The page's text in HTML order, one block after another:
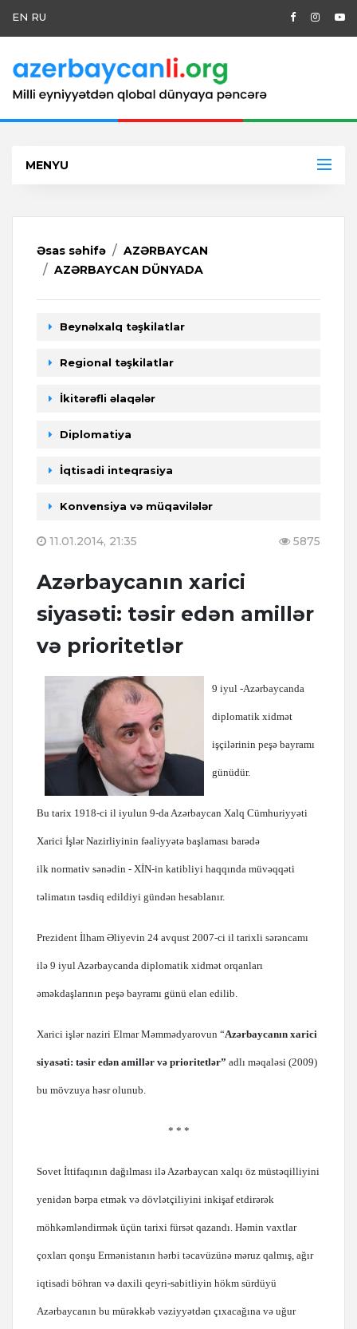
EN RU
MENYU
Əsas səhifə
AZƏRBAYCAN
AZƏRBAYCAN DÜNYADA
Beynəlxalq təşkilatlar
Regional təşkilatlar
İkitərəfli əlaqələr
Diplomatiya
İqtisadi inteqrasiya
Konvensiya və müqavilələr
11.01.2014, 21:35 5875
Azərbaycanın xarici
siyasəti: təsir edən amillər
və prioritetlər
9 iyul -Azərbaycanda
diplomatik xidmət
işçilərinin peşə bayramı
günüdür.
Bu tarix 1918-ci il iyulun 9-da Azərbaycan Xalq Cümhuriyyəti
Xarici İşlər Nazirliyinin fəaliyyətə başlaması barədə
ilk normativ sənədin - XİN-in katibliyi haqqında müvəqqəti
təlimatın təsdiq edildiyi gündən hesablanır.
Prezident İlham Əliyevin 24 avqust 2007-ci il tarixli sərəncamı
ilə 9 iyul Azərbaycanda diplomatik xidmət orqanları
əməkdaşlarının peşə bayramı günü elan edilib.
Xarici işlər naziri Elmar Məmmədyarovun “Azərbaycanın xarici
siyasəti: təsir edən amillər və prioritetlər” adlı məqaləsi (2009)
bu mövzuya həsr olunub.
* * *
Sovet İttifaqının dağılması ilə Azərbaycan xalqı öz müstəqilliyini
yenidən bərpa etmək və dövlətçiliyini inkişaf etdirərək
möhkəmləndirmək üçün tarixi fürsət qazandı. Həmin vaxtlar
çoxları qonşu Ermənistanın hərbi təcavüzünə məruz qalmış, ağır
iqtisadi böhran və daxili qeyri-sabitliyin hökm sürdüyü
Azərbaycanın bu mürəkkəb vəziyyətdən çıxacağına və uğur